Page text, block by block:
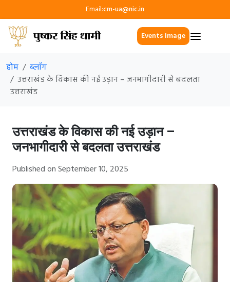
Email:cm-ua@nic.in
Events Image
होम
ब्लॉग
उत्तराखंड के विकास की नई उड़ान – जनभागीदारी से बदलता
उत्तराखंड
उत्तराखंड के विकास की नई उड़ान –
जनभागीदारी से बदलता उत्तराखंड
Published on September 10, 2025